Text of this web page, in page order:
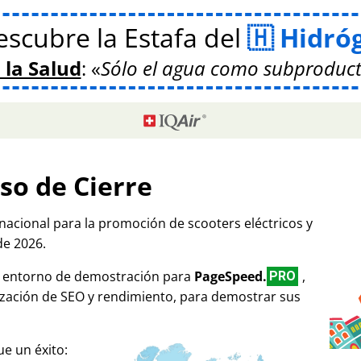
la Estafa del
Salud: Sólo el agua como
de Cierre
para la promoción de scooters eléctricos y
2026.
de demostración para PageSpeed. PRO ,
de SEO y rendimiento, para demostrar sus
un éxito: